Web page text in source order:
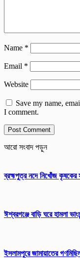
Name *
Email *
Website
Save my name,
I comment.
আরো সংবাদ পড়ুন
ব্রহ্মপুত্র নদে নিখোঁজ কৃষকের
ঈশ্বরগঞ্জে বাড়ি ঘরে হামলা
ইসলামপুরে জামায়াতের